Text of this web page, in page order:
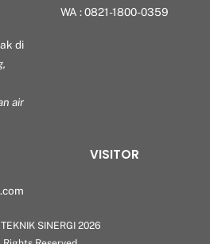
di
air
WA : 0821-1800-0359
VISITOR
SINERGI 2026